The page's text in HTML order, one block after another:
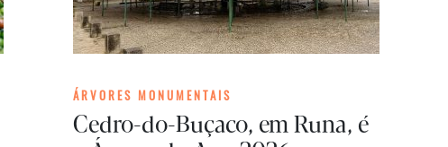
ÁRVORES MONUMENTAIS
Cedro-do-Buçaco, em Runa, é